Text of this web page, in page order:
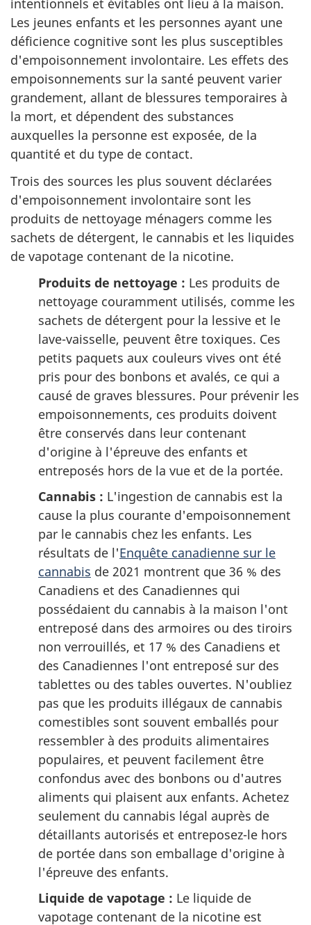
intentionnels et évitables ont lieu à la maison.
Les jeunes enfants et les personnes ayant une
déficience cognitive sont les plus susceptibles
d'empoisonnement involontaire. Les effets des
empoisonnements sur la santé peuvent varier
grandement, allant de blessures temporaires à
la mort, et dépendent des substances
auxquelles la personne est exposée, de la
quantité et du type de contact.
Trois des sources les plus souvent déclarées
d'empoisonnement involontaire sont les
produits de nettoyage ménagers comme les
sachets de détergent, le cannabis et les liquides
de vapotage contenant de la nicotine.
Produits de nettoyage : Les produits de
nettoyage couramment utilisés, comme les
sachets de détergent pour la lessive et le
lave-vaisselle, peuvent être toxiques. Ces
petits paquets aux couleurs vives ont été
pris pour des bonbons et avalés, ce qui a
causé de graves blessures. Pour prévenir les
empoisonnements, ces produits doivent
être conservés dans leur contenant
d'origine à l'épreuve des enfants et
entreposés hors de la vue et de la portée.
Cannabis : L'ingestion de cannabis est la
cause la plus courante d'empoisonnement
par le cannabis chez les enfants. Les
résultats de l'Enquête canadienne sur le
cannabis de 2021 montrent que 36 % des
Canadiens et des Canadiennes qui
possédaient du cannabis à la maison l'ont
entreposé dans des armoires ou des tiroirs
non verrouillés, et 17 % des Canadiens et
des Canadiennes l'ont entreposé sur des
tablettes ou des tables ouvertes. N'oubliez
pas que les produits illégaux de cannabis
comestibles sont souvent emballés pour
ressembler à des produits alimentaires
populaires, et peuvent facilement être
confondus avec des bonbons ou d'autres
aliments qui plaisent aux enfants. Achetez
seulement du cannabis légal auprès de
détaillants autorisés et entreposez-le hors
de portée dans son emballage d'origine à
l'épreuve des enfants.
Liquide de vapotage : Le liquide de
vapotage contenant de la nicotine est